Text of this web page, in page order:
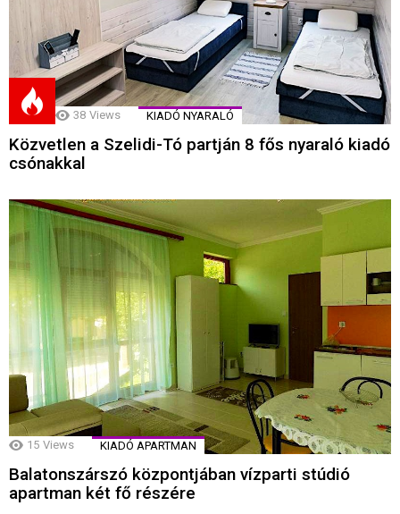
38 Views KIADÓ NYARALÓ
Közvetlen a Szelidi-Tó partján 8 fős nyaraló kiadó
csónakkal
15 Views KIADÓ APARTMAN
Balatonszárszó központjában vízparti stúdió
apartman két fő részére